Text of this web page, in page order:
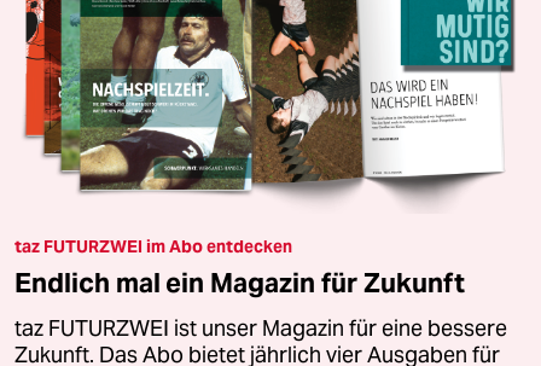
taz FUTURZWEI im Abo entdecken
Endlich mal ein Magazin für Zukunft
taz FUTURZWEI ist unser Magazin für eine bessere
Zukunft. Das Abo bietet jährlich vier Ausgaben für